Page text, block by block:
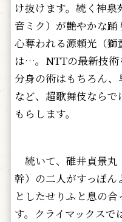
け抜けます。続く神
音ミク）が艶やかな
心奪われる源頼光（
は…。NTTの最新技術
分身の術はもちろん
など、超歌舞伎なら
もらします。
続いて、碓井貞景丸
幹）の二人がすっぽ
としたせりふと息の
す。クライマックスで